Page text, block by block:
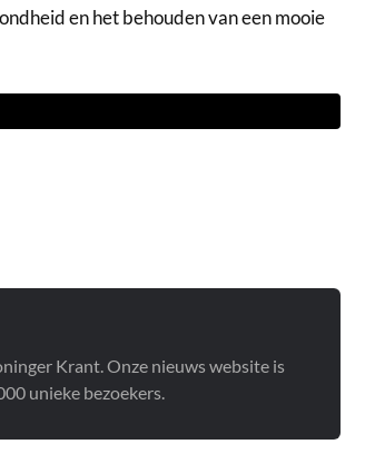
en het behouden van een mooie
Krant. Onze nieuws website is
unieke bezoekers.